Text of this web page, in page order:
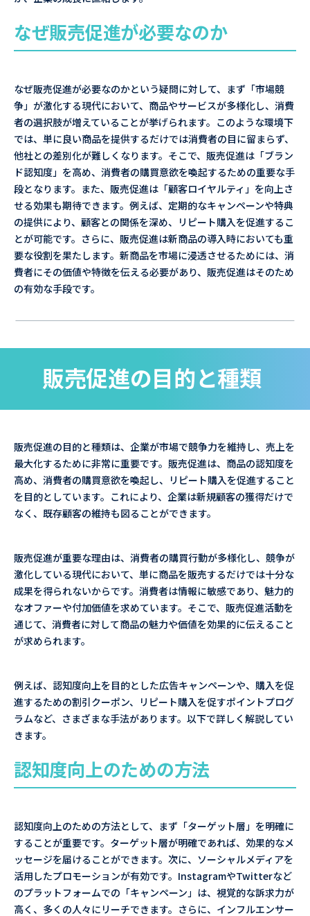
なぜ販売促進が必要なのか
なぜ販売促進が必要なのかという疑問に対して、まず「市場競
争」が激化する現代において、商品やサービスが多様化し、消費
者の選択肢が増えていることが挙げられます。このような環境下
では、単に良い商品を提供するだけでは消費者の目に留まらず、
他社との差別化が難しくなります。そこで、販売促進は「ブラン
ド認知度」を高め、消費者の購買意欲を喚起するための重要な手
段となります。また、販売促進は「顧客ロイヤルティ」を向上さ
せる効果も期待できます。例えば、定期的なキャンペーンや特典
の提供により、顧客との関係を深め、リピート購入を促進するこ
とが可能です。さらに、販売促進は新商品の導入時においても重
要な役割を果たします。新商品を市場に浸透させるためには、消
費者にその価値や特徴を伝える必要があり、販売促進はそのため
の有効な手段です。
販売促進の目的と種類
販売促進の目的と種類は、企業が市場で競争力を維持し、売上を
最大化するために非常に重要です。販売促進は、商品の認知度を
高め、消費者の購買意欲を喚起し、リピート購入を促進すること
を目的としています。これにより、企業は新規顧客の獲得だけで
なく、既存顧客の維持も図ることができます。
販売促進が重要な理由は、消費者の購買行動が多様化し、競争が
激化している現代において、単に商品を販売するだけでは十分な
成果を得られないからです。消費者は情報に敏感であり、魅力的
なオファーや付加価値を求めています。そこで、販売促進活動を
通じて、消費者に対して商品の魅力や価値を効果的に伝えること
が求められます。
例えば、認知度向上を目的とした広告キャンペーンや、購入を促
進するための割引クーポン、リピート購入を促すポイントプログ
ラムなど、さまざまな手法があります。以下で詳しく解説してい
きます。
認知度向上のための方法
認知度向上のための方法として、まず「ターゲット層」を明確に
することが重要です。ターゲット層が明確であれば、効果的なメ
ッセージを届けることができます。次に、ソーシャルメディアを
活用したプロモーションが有効です。InstagramやTwitterなど
のプラットフォームでの「キャンペーン」は、視覚的な訴求力が
高く、多くの人々にリーチできます。さらに、インフルエンサー